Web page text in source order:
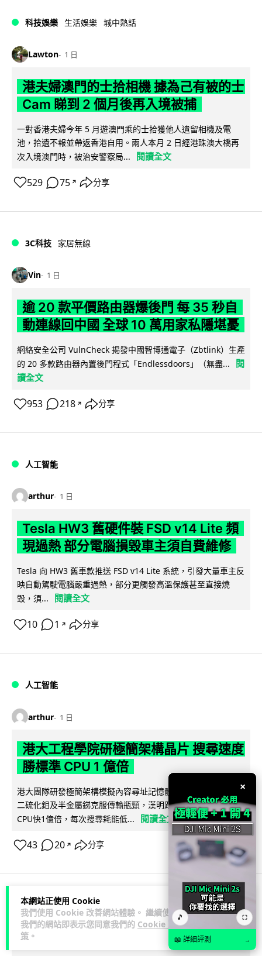
本網站正使用 Cookie
我們使用 Cookie 改善網站體驗。 繼續使用
我們的網站即表示您同意我們的 Cookie 政
策 。
科技娛樂 生活娛樂 城中熱話
Lawton 1 日
港夫婦澳門的士拾相機 據為己有被的士
Cam 睇到 2 個月後再入境被捕
一對香港夫婦今年 5 月遊澳門乘的士拾獲他人遺留相機及電
池，拾遺不報並帶返香港自用。兩人本月 2 日經港珠澳大橋再
次入境澳門時，被治安警察局...
閱讀全文
529 75 ↗ 分享
3C科技 家居無線
Vin 1 日
逾 20 款平價路由器爆後門 每 35 秒自
動連線回中國 全球 10 萬用家私隱堪憂
網絡安全公司 VulnCheck 揭發中國智博通電子（Zbtlink）生產
的 20 多款路由器內置後門程式「Endlessdoors」（無盡...
閱
讀全文
953 218 ↗ 分享
人工智能
arthur 1 日
Tesla HW3 舊硬件裝 FSD v14 Lite 頻
現過熱 部分電腦損毀車主須自費維修
Tesla 向 HW3 舊車款推送 FSD v14 Lite 系統，引發大量車主反
映自動駕駛電腦嚴重過熱，部分更觸發高溫保護甚至直接燒
毀，須...
閱讀全文
10 1 ↗ 分享
人工智能
arthur 1 日
港大工程學院研極簡架構晶片 搜尋速度
勝標準 CPU 1 億倍
港大團隊研發極簡架構模擬內容尋址記憶體（CAM）晶片，用
二硫化鉬及半金屬銻克服傳輸瓶頸，漢明距離計算速度比標準
CPU快1億倍，每次搜尋耗能低...
閱讀全文
43 20 ↗ 分享
人工智能
Lawton
×
🎵 ⛶
📖 詳細評測 →